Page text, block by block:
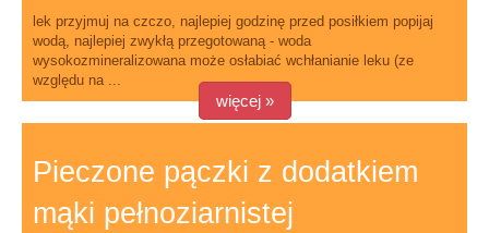
lek przyjmuj na czczo, najlepiej godzinę przed posiłkiem popijaj
wodą, najlepiej zwykłą przegotowaną - woda
wysokozmineralizowana może osłabiać wchłanianie leku (ze
względu na ...
więcej »
Pieczone pączki z dodatkiem
mąki pełnoziarnistej